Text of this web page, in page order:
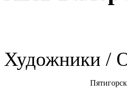
Художники /